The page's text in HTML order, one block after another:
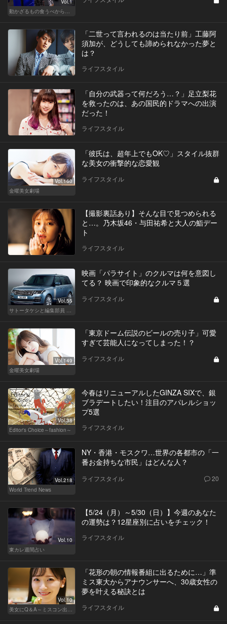
Vol.1
動かざるもの食うべからず！食べるの大好き編集部員のダイエット体験記
「二世って言われるのは当たり前」工藤阿
須加が、どうしても諦められなかった夢と
は？
ライフスタイル
「自分の武器って何だろう…？」足立梨花
を救ったのは、あの国民的ドラマへの出演
だった！
ライフスタイル
Vol.160
金曜美女劇場
「彼氏は、超年上でもOK♡」スタイル抜群
な美女の衝撃的な恋愛観
ライフスタイル
【撮影裏話あり】そんな目で見つめられる
と…。乃木坂46・与田祐希と大人の鮨デー
ト
ライフスタイル
Vol.55
映画「パラサイト」のクルマは何を意図し
てる？ 映画で印象的なクルマ５選
ライフスタイル
Vol.149
金曜美女劇場
「東京ドーム伝説のビールの売り子」可愛
すぎて芸能人になってしまった！？
ライフスタイル
Vol.38
Editor's Choice～fashion～
今春はリニューアルしたGINZA SIXで、銀
ブラデートしたい！注目のアパレルショッ
プ5選
ライフスタイル
Vol.218
World Trend News
NY・香港・モスクワ…世界の各都市の「一
番お金持ちな市民」はどんな人？
ライフスタイル 20
Vol.10
東カレ週間占い
【5/24（月）～5/30（日）】今週のあなた
の運勢は？12星座別に占いをチェック！
ライフスタイル
Vol.10
「花形の朝の情報番組に出るために…」準
ミス東大からアナウンサーへ、30歳女性の
夢を叶える秘訣とは
ライフスタイル